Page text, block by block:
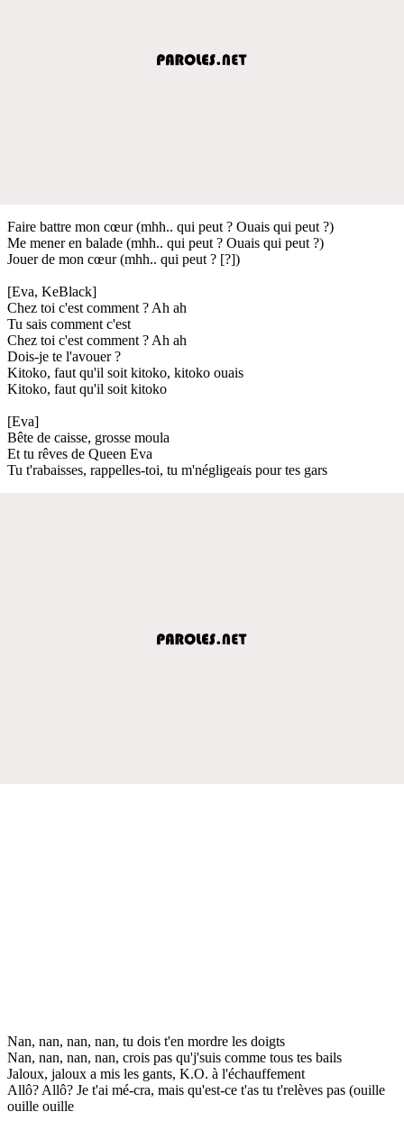
Faire battre mon cœur (mhh.. qui peut ? Ouais qui peut ?)
Me mener en balade (mhh.. qui peut ? Ouais qui peut ?)
Jouer de mon cœur (mhh.. qui peut ? [?])
[Eva, KeBlack]
Chez toi c'est comment ? Ah ah
Tu sais comment c'est
Chez toi c'est comment ? Ah ah
Dois-je te l'avouer ?
Kitoko, faut qu'il soit kitoko, kitoko ouais
Kitoko, faut qu'il soit kitoko
[Eva]
Bête de caisse, grosse moula
Et tu rêves de Queen Eva
Tu t'rabaisses, rappelles-toi, tu m'négligeais pour tes gars
Nan, nan, nan, nan, tu dois t'en mordre les doigts
Nan, nan, nan, nan, crois pas qu'j'suis comme tous tes bails
Jaloux, jaloux a mis les gants, K.O. à l'échauffement
Allô? Allô? Je t'ai mé-cra, mais qu'est-ce t'as tu t'relèves pas (ouille
ouille ouille